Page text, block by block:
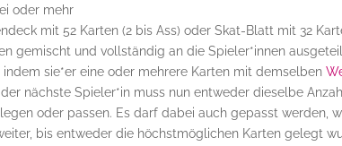
oder mehr
mit 52 Karten (2 bis Ass) oder Skat-Blatt mit 32
gemischt und vollständig an die Spieler*innen
sie*er eine oder mehrere Karten mit demselben
nächste Spieler*in muss nun entweder dieselbe
oder passen. Es darf dabei auch gepasst werden,
bis entweder die höchstmöglichen Karten gelegt